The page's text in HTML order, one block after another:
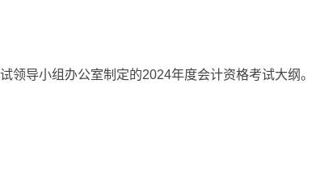
领导小组办公室制定的2024年度会计资格考试大纲